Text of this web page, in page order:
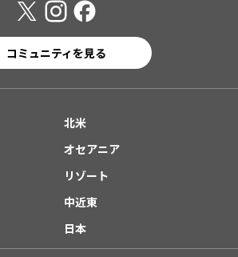
コミュニティを見る
北米
オセアニア
リゾート
中近東
日本